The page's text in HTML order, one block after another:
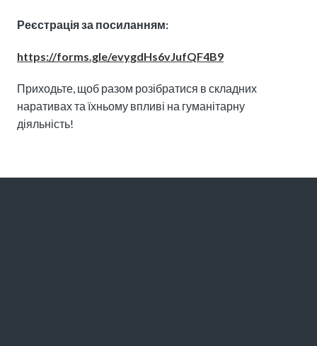
Реєстрація за посиланням:
https://forms.gle/evygdHs6vJufQF4B9
Приходьте, щоб разом розібратися в складних
наративах та їхньому впливі на гуманітарну
діяльність!